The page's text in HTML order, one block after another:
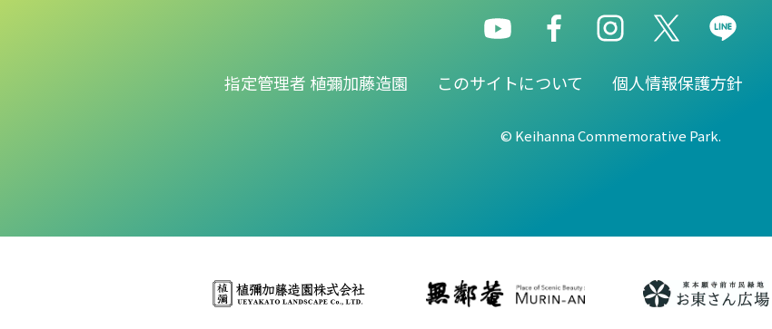
指定管理者 植彌加藤造園 このサイトについて 個人情報保護方針
© Keihanna Commemorative Park.